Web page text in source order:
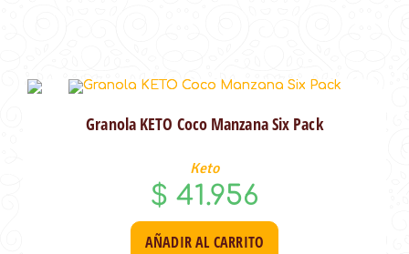
Granola KETO Coco Manzana Six Pack
Keto
$ 41.956
AÑADIR AL CARRITO